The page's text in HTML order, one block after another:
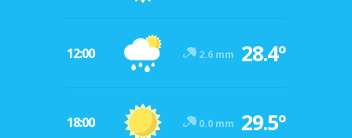
12:00 2.6 mm 28.4º
18:00 0.0 mm 29.5º